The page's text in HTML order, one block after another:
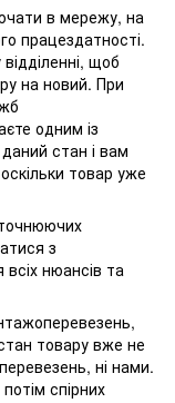
в мережу, на
працездатності.
щоб
на новий. При
одним із
даний стан і вам
товар уже
з
нюансів та
товару вже не
ні нами.
спірних